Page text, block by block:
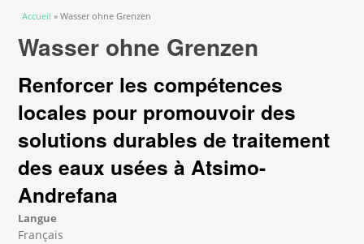
Vous êtes ici
Accueil » Wasser ohne Grenzen
Wasser ohne Grenzen
Renforcer les compétences
locales pour promouvoir des
solutions durables de traitement
des eaux usées à Atsimo-
Andrefana
Langue
Français